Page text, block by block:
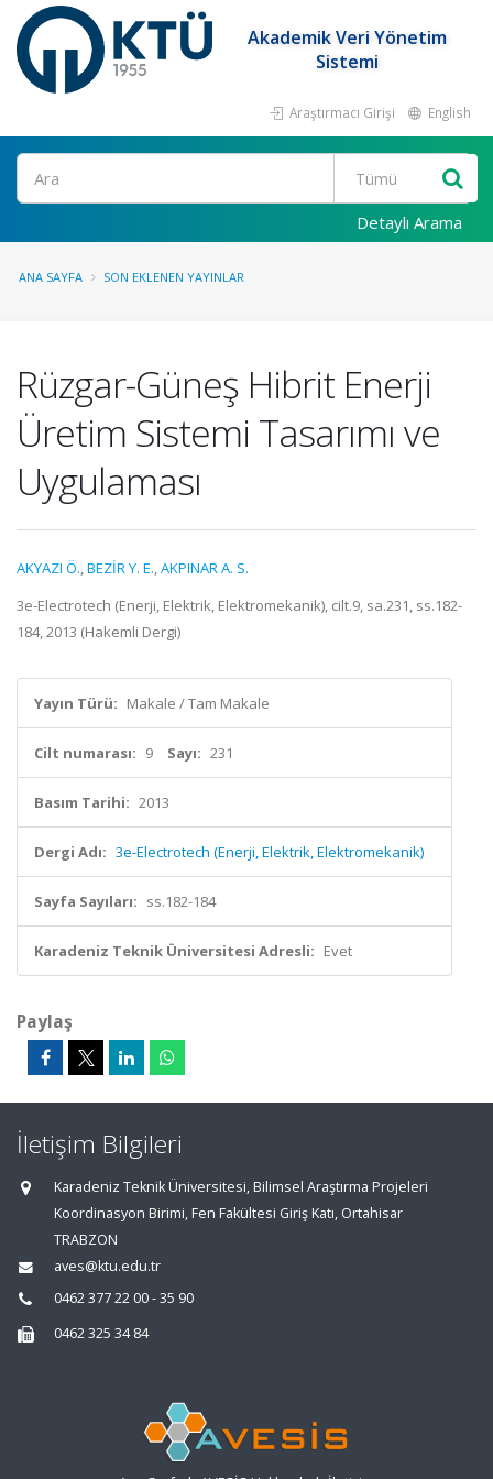
Akademik Veri Yönetim
Sistemi
Araştırmacı Girişi English
Ara
Detaylı Arama
ANA SAYFA SON EKLENEN YAYINLAR
Rüzgar-Güneş Hibrit Enerji
Üretim Sistemi Tasarımı ve
Uygulaması
AKYAZI Ö.,BEZİR Y. E.,AKPINAR A. S.
3e-Electrotech (Enerji, Elektrik, Elektromekanik), cilt.9, sa.231, ss.182-
184, 2013 (Hakemli Dergi)
Yayın Türü: Makale / Tam Makale
Cilt numarası: 9 Sayı: 231
Basım Tarihi: 2013
Dergi Adı: 3e-Electrotech (Enerji, Elektrik, Elektromekanik)
Sayfa Sayıları: ss.182-184
Karadeniz Teknik Üniversitesi Adresli: Evet
Paylaş
İletişim Bilgileri
Karadeniz Teknik Üniversitesi, Bilimsel Araştırma Projeleri
Koordinasyon Birimi, Fen Fakültesi Giriş Katı, Ortahisar
TRABZON
aves@ktu.edu.tr
0462 377 22 00 - 35 90
0462 325 34 84